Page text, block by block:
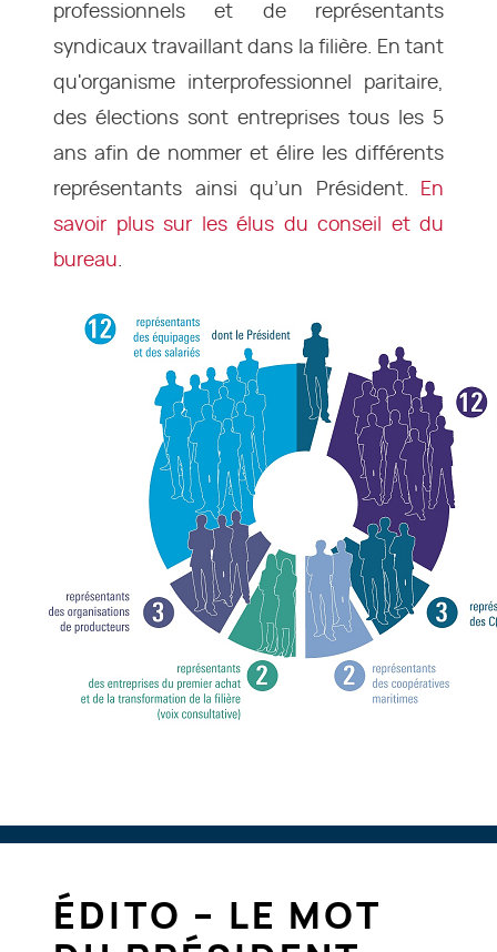
professionnels et de représentants
syndicaux travaillant dans la filière. En tant
qu'organisme interprofessionnel paritaire,
des élections sont entreprises tous les 5
ans afin de nommer et élire les différents
représentants ainsi qu’un Président.
En
savoir plus sur les élus du conseil et du
bureau
ÉDITO – LE MOT